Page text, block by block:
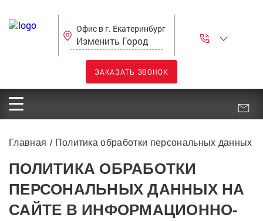
Офис в г. Екатеринбург
Изменить Город
ЗАКАЗАТЬ ЗВОНОК
Главная Политика обработки персональных данных
ПОЛИТИКА ОБРАБОТКИ
ПЕРСОНАЛЬНЫХ ДАННЫХ НА
САЙТЕ В ИНФОРМАЦИОННО-